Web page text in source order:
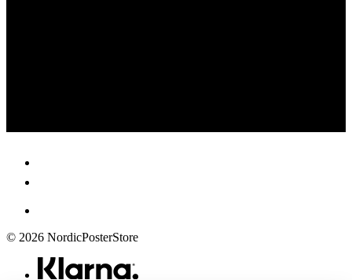
© 2026 NordicPosterStore